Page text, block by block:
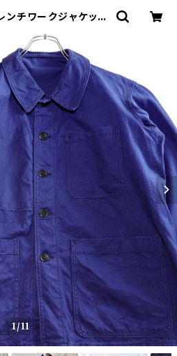
ンチワークジャケット
屋 9chord
1/11